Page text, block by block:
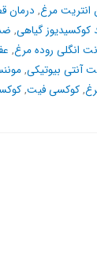
انتریت مرغ, درمان
گیاهی,
انگلی روده مرغ,
آنتی بیوتیکی,
,کوکسی فیت,